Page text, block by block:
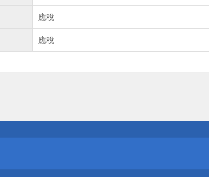
應稅
應稅
！